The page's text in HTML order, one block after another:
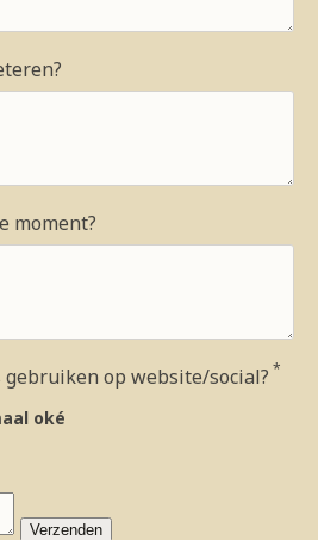
moment?
gebruiken op website/social? *
oké
Verzenden